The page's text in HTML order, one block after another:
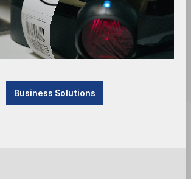
Business Solutions